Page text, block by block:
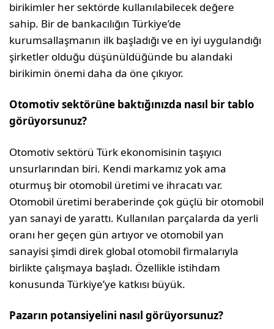
birikimler her sektörde kullanılabilecek değere
sahip. Bir de bankacılığın Türkiye’de
kurumsallaşmanın ilk başladığı ve en iyi uygulandığı
şirketler olduğu düşünüldüğünde bu alandaki
birikimin önemi daha da öne çıkıyor.
Otomotiv sektörüne baktığınızda nasıl bir tablo
görüyor­sunuz?
Otomotiv sektörü Türk ekonomisinin taşıyıcı
unsurlarından biri. Kendi markamız yok ama
oturmuş bir otomobil üretimi ve ihracatı var.
Otomobil üretimi beraberinde çok güçlü bir otomobil
yan sa­nayi de yarattı. Kullanılan parçalarda da yerli
oranı her geçen gün artıyor ve otomobil yan
sanayisi şimdi direk global otomobil fir­malarıyla
birlikte çalışmaya başladı. Özellikle istihdam
konusunda Türkiye’ye katkısı büyük.
Pazarın potansiyelini nasıl görüyorsunuz?